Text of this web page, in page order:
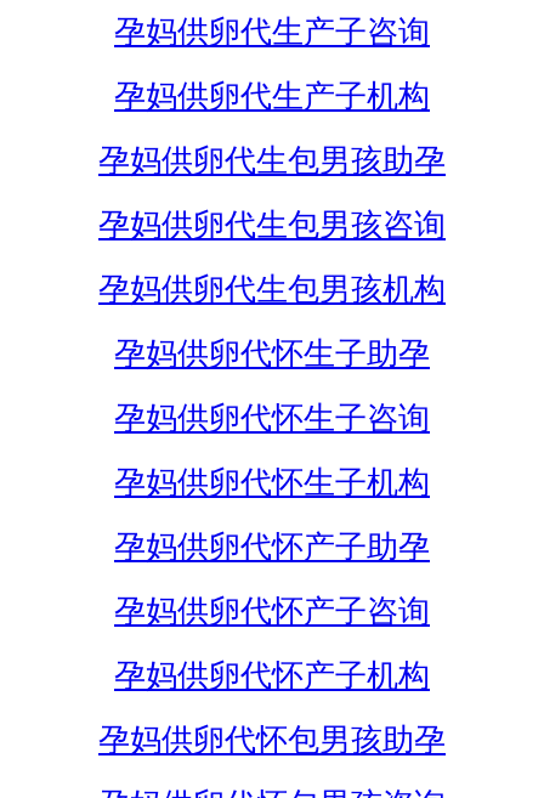
孕妈供卵代生产子咨询
孕妈供卵代生产子机构
孕妈供卵代生包男孩助孕
孕妈供卵代生包男孩咨询
孕妈供卵代生包男孩机构
孕妈供卵代怀生子助孕
孕妈供卵代怀生子咨询
孕妈供卵代怀生子机构
孕妈供卵代怀产子助孕
孕妈供卵代怀产子咨询
孕妈供卵代怀产子机构
孕妈供卵代怀包男孩助孕